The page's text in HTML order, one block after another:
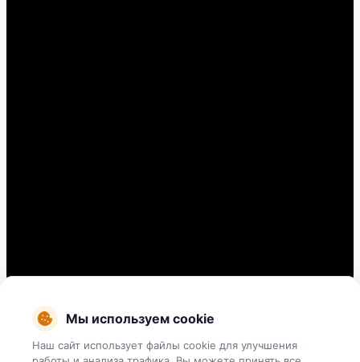
Мы используем cookie
Наш сайт использует файлы cookie для улучшения